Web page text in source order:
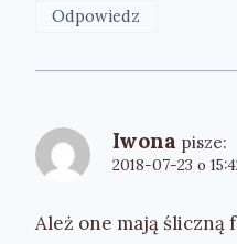
Odpowiedz
Iwona pisze:
2018-07-23 o
Ależ one mają śliczną